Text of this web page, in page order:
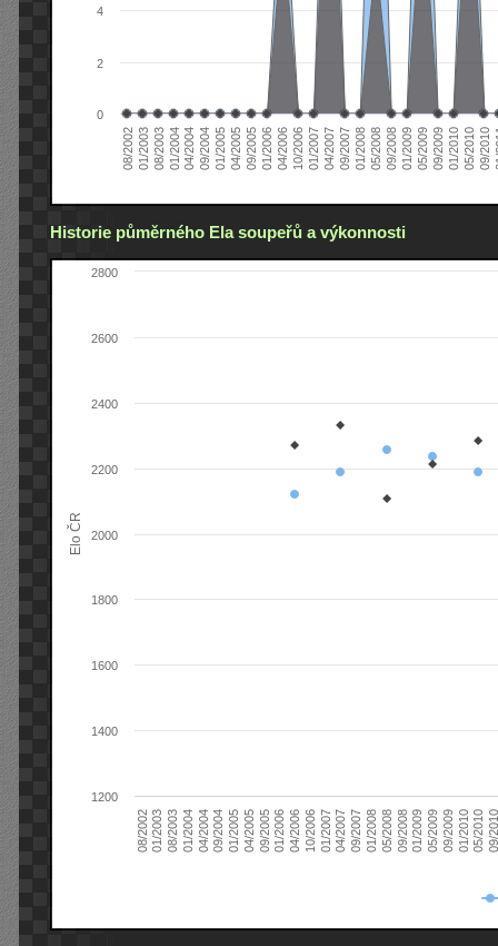
08/200201/200308/200301/200404/200409/200401/200504/200509/200501/200604/200610/200601/200704/200709/200701/200805/200809/200801/200905/200909/200901/201005/201009/2010
0
2
4
Historie půměrného Ela soupeřů a výkonnosti
Elo ČR
08/200201/200308/200301/200404/200409/200401/200504/200509/200501/200604/200610/200601/200704/200709/200701/200805/200809/200801/200905/200909/200901/201005/201009/
1200
1400
1600
1800
2000
2200
2400
2600
2800